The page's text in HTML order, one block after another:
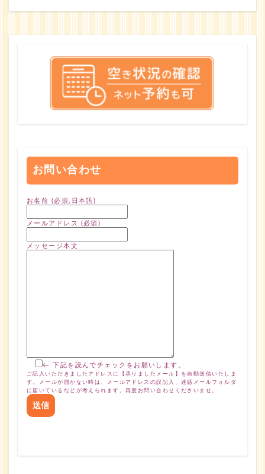
お問い合わせ
お名前 (必須,日本語)
メールアドレス (必須)
メッセージ本文
← 下記を読んでチェックをお願いします。
ご記入いただきましたアドレスに【承りましたメール】を自動送信いたしま
す。メールが届かない時は、メールアドレスの誤記入、迷惑メールフォルダ
に届いているなどが考えられます。再度お問い合わせくださいませ。